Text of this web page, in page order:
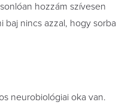
hozzám szívesen
baj nincs azzal, hogy sorba
neurobiológiai oka van.